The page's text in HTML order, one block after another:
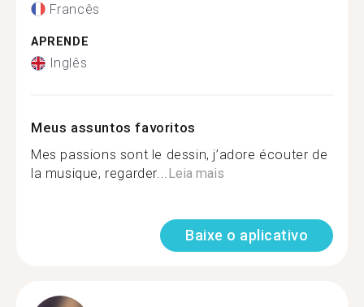
Francês
APRENDE
Inglês
Meus assuntos favoritos
Mes passions sont le dessin, j’adore écouter de
la musique, regarder...Leia mais
Baixe o aplicativo